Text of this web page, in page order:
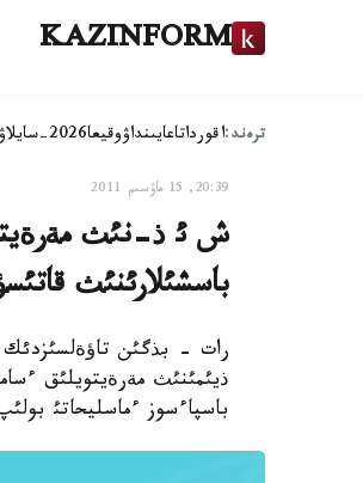
KAZINFORM
ترەند:اقورداتاعايىنداۋوقيعا2026-سايلاۋ
20:39, 15 ماۋسىم 2011
ش ئ ذ-نئث
باسشئلارئنئث
ذيئمئنئث مةرةيتويلئق
باسپاءسوز ءماسليحاتئ